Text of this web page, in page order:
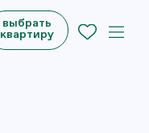
выбрать
квартиру